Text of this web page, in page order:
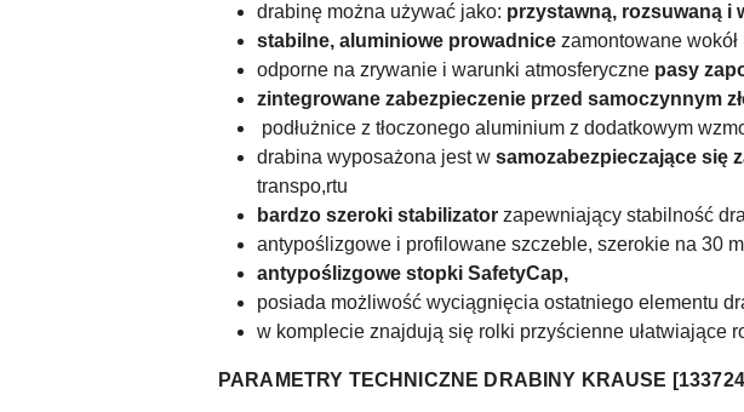
drabinę można używać jako: przystawną, rozsuwaną i
stabilne, aluminiowe prowadnice zamontowane
odporne na zrywanie i warunki atmosferyczne pasy
zintegrowane zabezpieczenie przed samoczynnym
podłużnice z tłoczonego aluminium z dodatkowym
drabina wyposażona jest w samozabezpieczające się
transpo,rtu
bardzo szeroki stabilizator zapewniający stabilność
antypoślizgowe i profilowane szczeble, szerokie na 30
antypoślizgowe stopki SafetyCap,
posiada możliwość wyciągnięcia ostatniego elementu
w komplecie znajdują się rolki przyścienne ułatwiające
PARAMETRY TECHNICZNE DRABINY KRAUSE [